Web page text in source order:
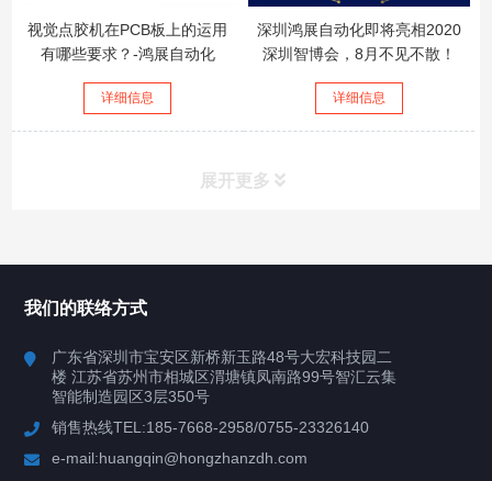
视觉点胶机在PCB板上的运用
有哪些要求？-鸿展自动化
详细信息
深圳鸿展自动化即将亮相2020
深圳智博会，8月不见不散！
详细信息
展开更多
案例视频
我们的联络方式
广东省深圳市宝安区新桥新玉路48号大宏科技园二
楼 江苏省苏州市相城区渭塘镇凤南路99号智汇云集
智能制造园区3层350号
销售热线TEL:185-7668-2958/0755-23326140
e-mail:huangqin@hongzhanzdh.com